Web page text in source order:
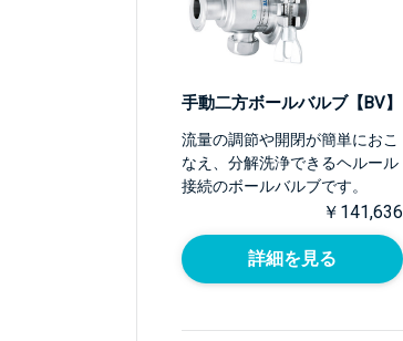
手動二方ボールバルブ【BV】
流量の調節や開閉が簡単におこ
なえ、分解洗浄できるヘルール
接続のボールバルブです。
￥141,636
詳細を見る